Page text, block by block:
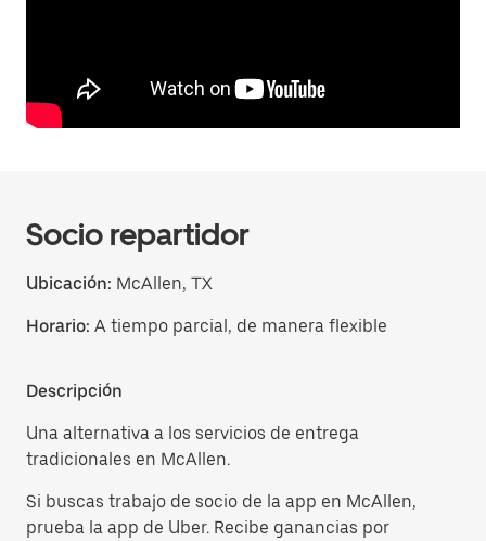
Socio repartidor
Ubicación: McAllen, TX
Horario: A tiempo parcial, de manera flexible
Descripción
Una alternativa a los servicios de entrega
tradicionales en McAllen.
Si buscas trabajo de socio de la app en McAllen,
prueba la app de Uber. Recibe ganancias por